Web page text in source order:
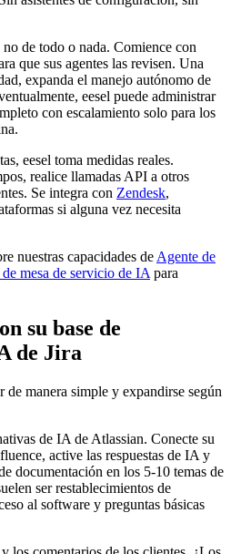
de todo o nada. Comience con
que sus agentes las revisen. Una
expanda el manejo autónomo de
eesel puede administrar
con escalamiento solo para los
eesel toma medidas reales.
realice llamadas API a otros
Se integra con Zendesk,
si alguna vez necesita
nuestras capacidades de Agente de
mesa de servicio de IA para
su base de
de Jira
manera simple y expandirse según
de IA de Atlassian. Conecte su
active las respuestas de IA y
documentación en los 5-10 temas de
ser restablecimientos de
al software y preguntas básicas